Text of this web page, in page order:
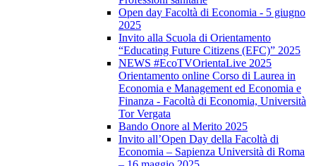
Open day Facoltà di Economia - 5 giugno
2025
Invito alla Scuola di Orientamento
“Educating Future Citizens (EFC)” 2025
NEWS #EcoTVOrientaLive 2025
Orientamento online Corso di Laurea in
Economia e Management ed Economia e
Finanza - Facoltà di Economia, Università
Tor Vergata
Bando Onore al Merito 2025
Invito all’Open Day della Facoltà di
Economia – Sapienza Università di Roma